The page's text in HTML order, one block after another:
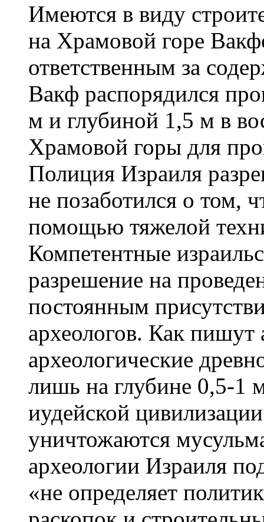
Имеются в виду
на Храмовой горе
ответственным за
Вакф распорядился
м и глубиной 1,5 м в
Храмовой горы для
Полиция Израиля
не позаботился о том,
помощью тяжелой
Компетентные
разрешение на
постоянным
археологов. Как пишут
археологические
лишь на глубине 0,5-1
иудейской
уничтожаются
археологии Израиля
«не определяет